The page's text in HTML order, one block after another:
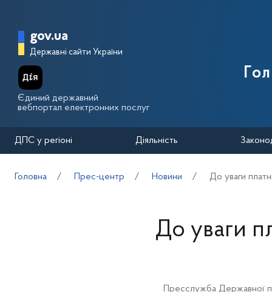
Головна сторінка Державної
gov.ua
Державні сайти України
Єдиний державний
вебпортал електронних послуг
ДПС у регіоні Діяльність
Головна Прес-центр Новини До уваги
До уваги
Пресслужба Державної